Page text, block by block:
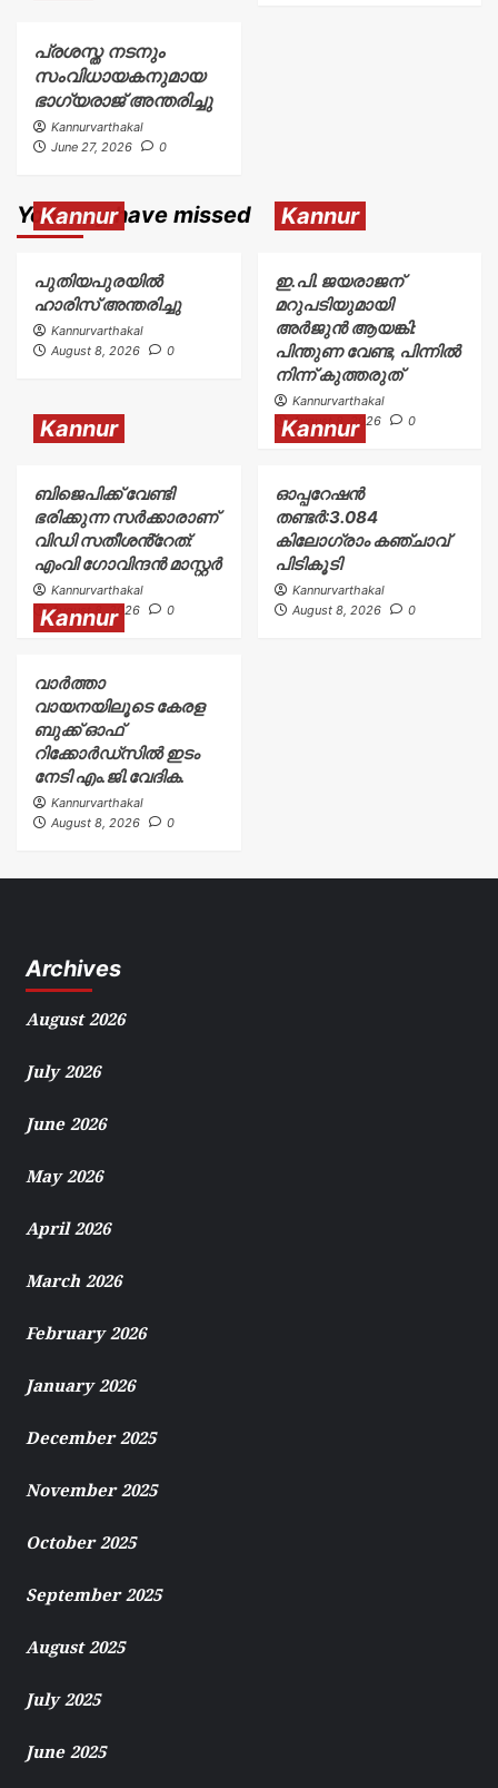
പ്രശസ്ത നടനും
സംവിധായകനുമായ
ഭാഗ്യരാജ് അന്തരിച്ചു
Kannurvarthakal
June 27, 2026
0
You may have missed
Kannur
പുതിയപുരയിൽ
ഹാരിസ് അന്തരിച്ചു
Kannurvarthakal
August 8, 2026
0
Kannur
ഇ.പി. ജയരാജന്
മറുപടിയുമായി
അർജുൻ ആയങ്കി:
പിന്തുണ വേണ്ട, പിന്നിൽ
നിന്ന് കുത്തരുത്
Kannurvarthakal
August 8, 2026
0
Kannur
ബിജെപിക്ക് വേണ്ടി
ഭരിക്കുന്ന സർക്കാരാണ്
വിഡി സതീശൻ്റേത്:
എംവി ഗോവിന്ദൻ മാസ്റ്റർ
Kannurvarthakal
August 8, 2026
0
Kannur
ഓപ്പറേഷൻ
തണ്ടർ:3.084
കിലോഗ്രാം കഞ്ചാവ്
പിടികൂടി
Kannurvarthakal
August 8, 2026
0
Kannur
വാർത്താ
വായനയിലൂടെ കേരള
ബുക്ക് ഓഫ്
റിക്കോർഡ്സിൽ ഇടം
നേടി എം.ജി.വേദിക.
Kannurvarthakal
August 8, 2026
0
Archives
August 2026
July 2026
June 2026
May 2026
April 2026
March 2026
February 2026
January 2026
December 2025
November 2025
October 2025
September 2025
August 2025
July 2025
June 2025